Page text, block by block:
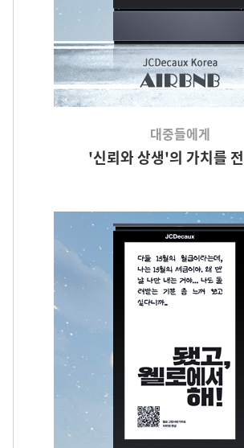
대중들에게
'신뢰와 상생'의 가치를